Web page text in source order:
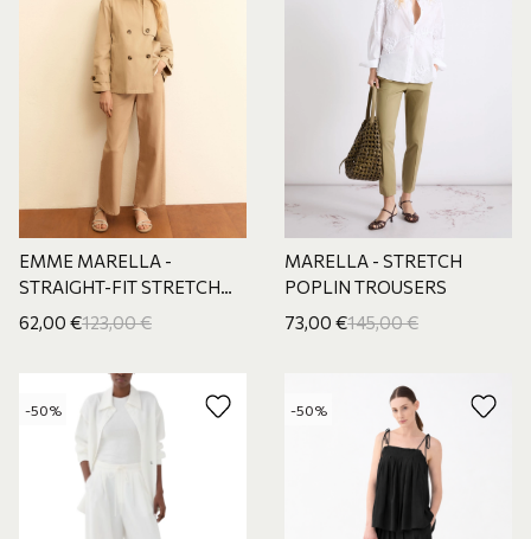
EMME MARELLA -
STRAIGHT-FIT STRETCH
GABARDIN
62,00 €123,00€
MARELLA - STRETCH
POPLIN TROUSERS
73,00 €145,00€
-50% -50%